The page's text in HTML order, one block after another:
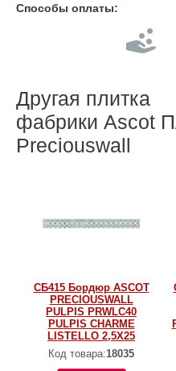
Способы оплаты:
Другая плитка
фабрики Ascot
Preciouswall
СБ415 Бордюр ASCOT
PRECIOUSWALL
PULPIS PRWLC40
PULPIS CHARME
LISTELLO 2,5X25
Код товара:18035